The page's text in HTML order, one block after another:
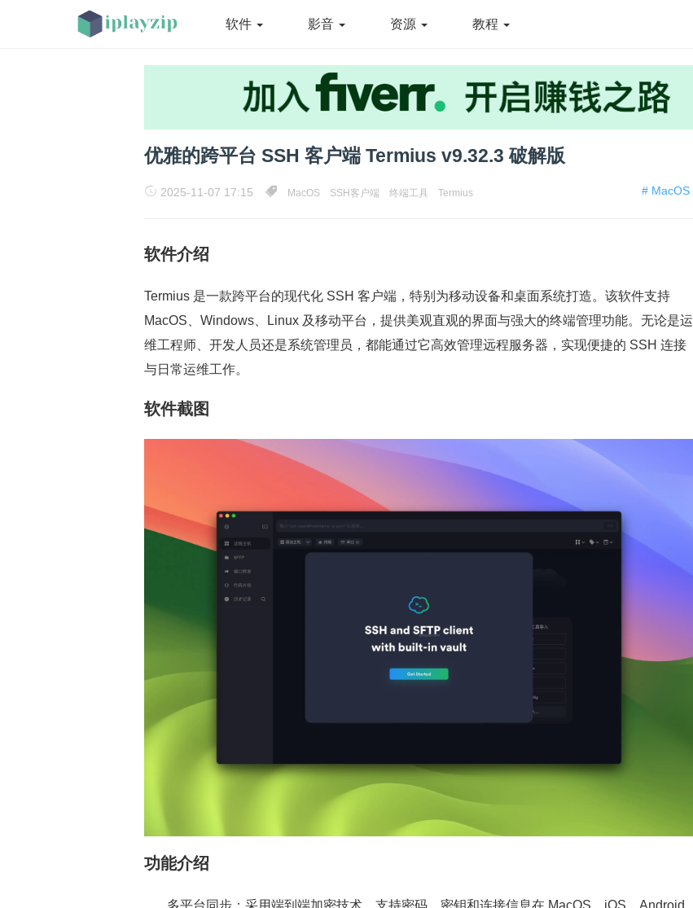
软件 影音 资源 教程
优雅的跨平台 SSH 客户端 Termius v9.32.3 破解版
# MacOS
2025-11-07 17:15 MacOS SSH客户端 终端工具 Termius
软件介绍
Termius 是一款跨平台的现代化 SSH 客户端，特别为移动设备和桌面系统打造。该软件支持
MacOS、Windows、Linux 及移动平台，提供美观直观的界面与强大的终端管理功能。无论是运
维工程师、开发人员还是系统管理员，都能通过它高效管理远程服务器，实现便捷的 SSH 连接
与日常运维工作。
软件截图
功能介绍
多平台同步：采用端到端加密技术，支持密码、密钥和连接信息在 MacOS、iOS、Android